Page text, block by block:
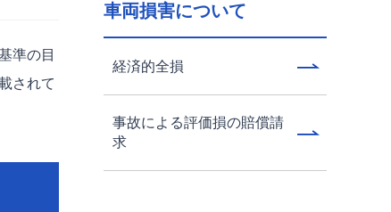
準の目
されて
車両損害について
経済的全損
事故による評価損の賠償請
求